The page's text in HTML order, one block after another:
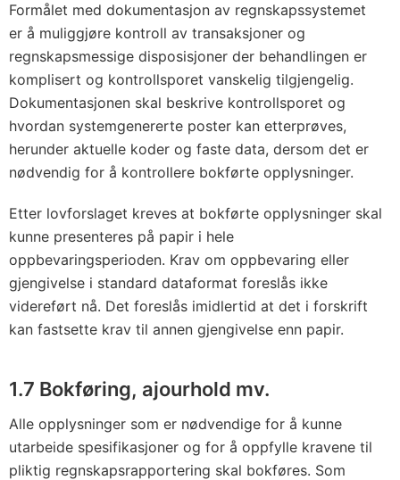
Formålet med dokumentasjon av regnskapssystemet
er å muliggjøre kontroll av transaksjoner og
regnskapsmessige disposisjoner der behandlingen er
komplisert og kontrollsporet vanskelig tilgjengelig.
Dokumentasjonen skal beskrive kontrollsporet og
hvordan systemgenererte poster kan etterprøves,
herunder aktuelle koder og faste data, dersom det er
nødvendig for å kontrollere bokførte opplysninger.
Etter lovforslaget kreves at bokførte opplysninger skal
kunne presenteres på papir i hele
oppbevaringsperioden. Krav om oppbevaring eller
gjengivelse i standard dataformat foreslås ikke
videreført nå. Det foreslås imidlertid at det i forskrift
kan fastsette krav til annen gjengivelse enn papir.
1.7 Bokføring, ajourhold mv.
Alle opplysninger som er nødvendige for å kunne
utarbeide spesifikasjoner og for å oppfylle kravene til
pliktig regnskapsrapportering skal bokføres. Som